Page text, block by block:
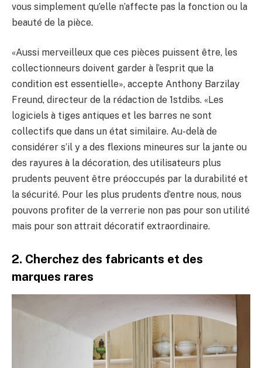
vous simplement qu’elle n’affecte pas la fonction ou la
beauté de la pièce.
«Aussi merveilleux que ces pièces puissent être, les
collectionneurs doivent garder à l’esprit que la
condition est essentielle», accepte Anthony Barzilay
Freund, directeur de la rédaction de 1stdibs. «Les
logiciels à tiges antiques et les barres ne sont
collectifs que dans un état similaire. Au-delà de
considérer s’il y a des flexions mineures sur la jante ou
des rayures à la décoration, des utilisateurs plus
prudents peuvent être préoccupés par la durabilité et
la sécurité. Pour les plus prudents d’entre nous, nous
pouvons profiter de la verrerie non pas pour son utilité
mais pour son attrait décoratif extraordinaire.
2. Cherchez des fabricants et des
marques rares